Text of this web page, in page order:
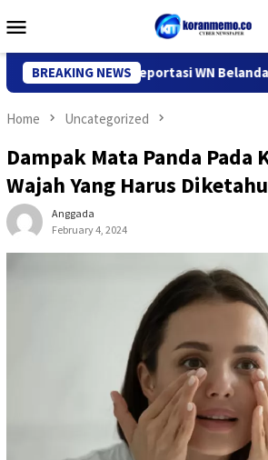
to
Menu
BREAKING NEWS
Kediri Deportasi WN Belanda, Ini
Home Uncategorized
Dampak Mata Panda Pada
Wajah Yang Harus
Anggada
February 4, 2024